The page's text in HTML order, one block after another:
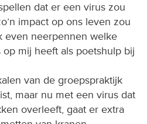
dat er een virus zou
impact op ons leven zou
even neerpennen welke
mij heeft als poetshulp bij
van de groepspraktijk
maar nu met een virus dat
overleeft, gaat er extra